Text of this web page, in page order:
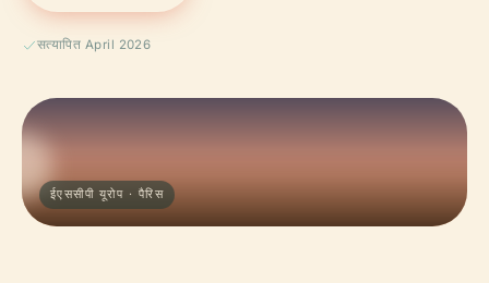
सत्यापित April 2026
ईएससीपी यूरोप · पैरिस